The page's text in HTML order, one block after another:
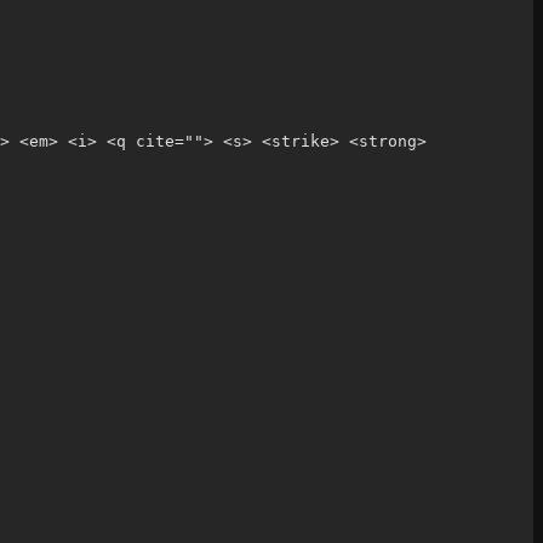
<i> <q cite=""> <s> <strike> <strong>